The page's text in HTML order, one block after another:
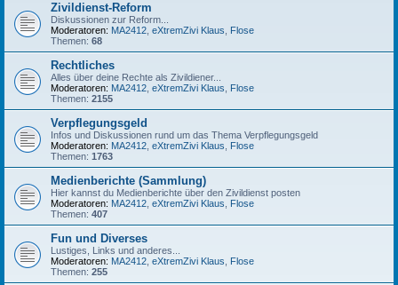
Zivildienst-Reform
Diskussionen zur Reform...
Moderatoren: MA2412 eXtremZivi Klaus
Flose
Themen: 68
Rechtliches
Alles über deine Rechte als Zivildiener...
Moderatoren: MA2412 eXtremZivi Klaus
Flose
Themen: 2155
Verpflegungsgeld
Infos und Diskussionen rund um das Thema Verpflegungsgeld
Moderatoren: MA2412 eXtremZivi Klaus
Flose
Themen: 1763
Medienberichte (Sammlung)
Hier kannst du Medienberichte über den Zivildienst posten
Moderatoren: MA2412 eXtremZivi Klaus
Flose
Themen: 407
Fun und Diverses
Lustiges, Links und anderes...
Moderatoren: MA2412 eXtremZivi Klaus
Flose
Themen: 255